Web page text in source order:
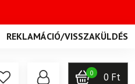
REKLAMÁCIÓ/VISSZAKÜLDÉS
0 0 Ft